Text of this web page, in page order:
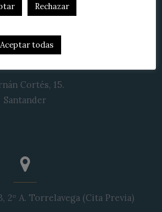
Cortés, 15.
Santander
2º A. Torrelavega (Cita Previa)
Rechazar
Aceptar todas